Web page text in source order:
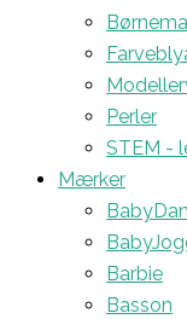
Perler
STEM -
Mærker
BabyDan
Barbie
Basson